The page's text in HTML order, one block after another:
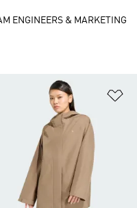
à la Liste de produits
ENGINEERS & MARKETING